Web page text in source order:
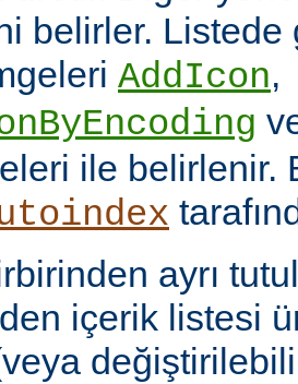
belirler.
AddIcon,
ile belirlenir.
ayrı
içerik listesi